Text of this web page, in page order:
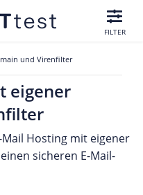
FILTER
und Virenfilter
eigener
Hosting mit eigener
sicheren E-Mail-